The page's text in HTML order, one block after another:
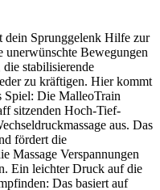
dein Sprunggelenk Hilfe zur
unerwünschte Bewegungen
stabilisierende
zu kräftigen. Hier kommt
Spiel: Die MalleoTrain
sitzenden Hoch-Tief-
aus. Das
fördert die
Massage Verspannungen
Ein leichter Druck auf die
Das basiert auf